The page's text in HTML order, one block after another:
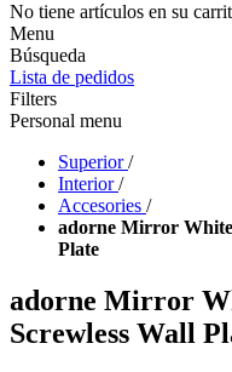
No tiene artículos en su
Menu
Búsqueda
Lista de pedidos
Filters
Personal menu
Superior /
Interior /
Accesories /
adorne Mirror
Plate
adorne Mirror
Screwless Wall